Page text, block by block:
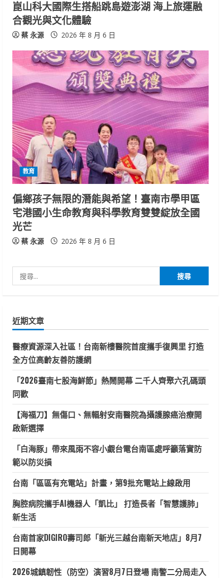
崑山科大國際生搭船跳島遊澎湖 海上旅運融
合觀光與文化體驗
蔡 永源 2026 年 8 月 6 日
教育
偏鄉孩子無限的潛能與希望！臺南市學甲區
宅港國小生命教育與科學教育雙雙綻放全國
光芒
蔡 永源 2026 年 8 月 6 日
尋
字:
近期文章
醫療資源深入社區！台南新樓醫院首度攜手復興里 打造
全方位高齡友善防護網
「2026臺南七股海鮮節」熱鬧開幕 二千人齊聚六孔碼頭
同歡
【海福刀】無傷口、無輻射安南醫院為攝護腺癌治療開
啟新選擇
「白海豚」帶來風雨不容小覷台電台南區處呼籲落實防
範以防災損
台南「區區有充電站」計畫，第9批充電站上線啟用
胸腔病院攜手AI機器人「凱比」 打造長者「智慧護肺」
新生活
台南首家DIGIRO壽司郎「新光三越台南新天地店」8月7
日開幕
2026城鎮韌性（防空）演習8月7日登場 南警二分局走入